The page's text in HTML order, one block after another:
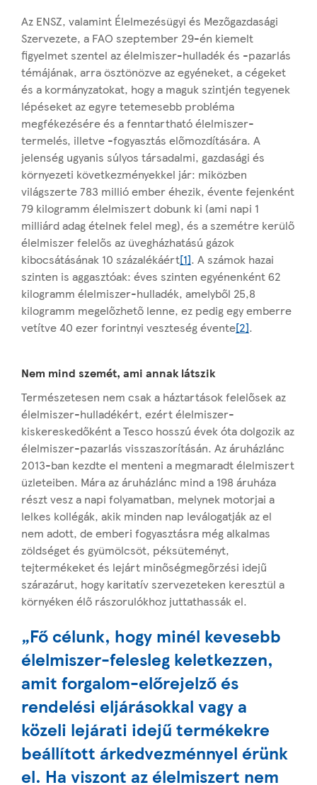
Az ENSZ, valamint Élelmezésügyi és Mezőgazdasági
Szervezete, a FAO szeptember 29-én kiemelt
figyelmet szentel az élelmiszer-hulladék és -pazarlás
témájának, arra ösztönözve az egyéneket, a cégeket
és a kormányzatokat, hogy a maguk szintjén tegyenek
lépéseket az egyre tetemesebb probléma
megfékezésére és a fenntartható élelmiszer-
termelés, illetve -fogyasztás előmozdítására. A
jelenség ugyanis súlyos társadalmi, gazdasági és
környezeti következményekkel jár: miközben
világszerte 783 millió ember éhezik, évente fejenként
79 kilogramm élelmiszert dobunk ki (ami napi 1
milliárd adag ételnek felel meg), és a szemétre kerülő
élelmiszer felelős az üvegházhatású gázok
kibocsátásának 10 százalékáért[1]. A számok hazai
szinten is aggasztóak: éves szinten egyénenként 62
kilogramm élelmiszer-hulladék, amelyből 25,8
kilogramm megelőzhető lenne, ez pedig egy emberre
vetítve 40 ezer forintnyi veszteség évente[2].
Nem mind szemét, ami annak látszik
Természetesen nem csak a háztartások felelősek az
élelmiszer-hulladékért, ezért élelmiszer-
kiskereskedőként a Tesco hosszú évek óta dolgozik az
élelmiszer-pazarlás visszaszorításán. Az áruházlánc
2013-ban kezdte el menteni a megmaradt élelmiszert
üzleteiben. Mára az áruházlánc mind a 198 áruháza
részt vesz a napi folyamatban, melynek motorjai a
lelkes kollégák, akik minden nap leválogatják az el
nem adott, de emberi fogyasztásra még alkalmas
zöldséget és gyümölcsöt, péksüteményt,
tejtermékeket és lejárt minőségmegőrzési idejű
szárazárut, hogy karitatív szervezeteken keresztül a
környéken élő rászorulókhoz juttathassák el.
„Fő célunk, hogy minél kevesebb
élelmiszer-felesleg keletkezzen,
amit forgalom-előrejelző és
rendelési eljárásokkal vagy a
közeli lejárati idejű termékekre
beállított árkedvezménnyel érünk
el. Ha viszont az élelmiszert nem